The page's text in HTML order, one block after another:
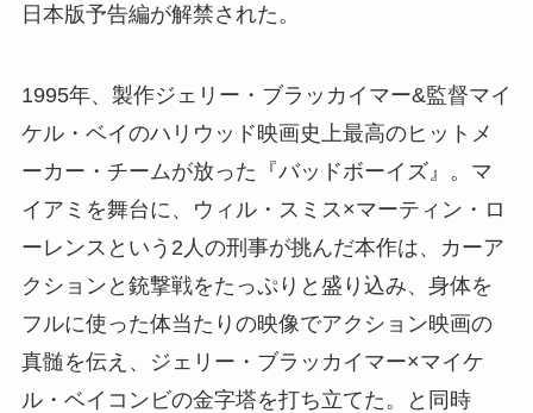
日本版予告編が解禁された。
1995年、製作ジェリー・ブラッカイマー&監督マイ
ケル・ベイのハリウッド映画史上最高のヒットメ
ーカー・チームが放った『バッドボーイズ』。マ
イアミを舞台に、ウィル・スミス×マーティン・ロ
ーレンスという2人の刑事が挑んだ本作は、カーア
クションと銃撃戦をたっぷりと盛り込み、身体を
フルに使った体当たりの映像でアクション映画の
真髄を伝え、ジェリー・ブラッカイマー×マイケ
ル・ベイコンビの金字塔を打ち立てた。と同時